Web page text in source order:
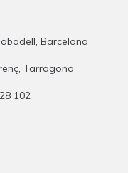
Barcelona
Tarragona
102